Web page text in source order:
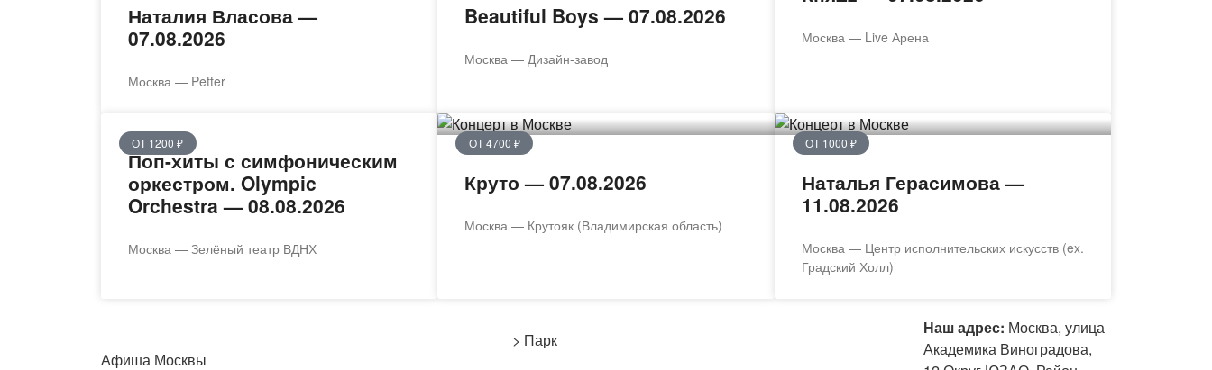
Наталия Власова —
07.08.2026
Москва — Petter
Beautiful Boys — 07.08.2026
Москва — Дизайн-завод
Москва — Live Арена
ОТ 1200 ₽
Поп-хиты с симфоническим
оркестром. Olympic
Orchestra — 08.08.2026
Москва — Зелёный театр ВДНХ
ОТ 4700 ₽
Круто — 07.08.2026
Москва — Крутояк (Владимирская область)
ОТ 1000 ₽
Наталья Герасимова —
11.08.2026
Москва — Центр исполнительских искусств (ex.
Градский Холл)
Афиша Москвы
> Парк
Наш адрес: Москва, улица
Академика Виноградова,